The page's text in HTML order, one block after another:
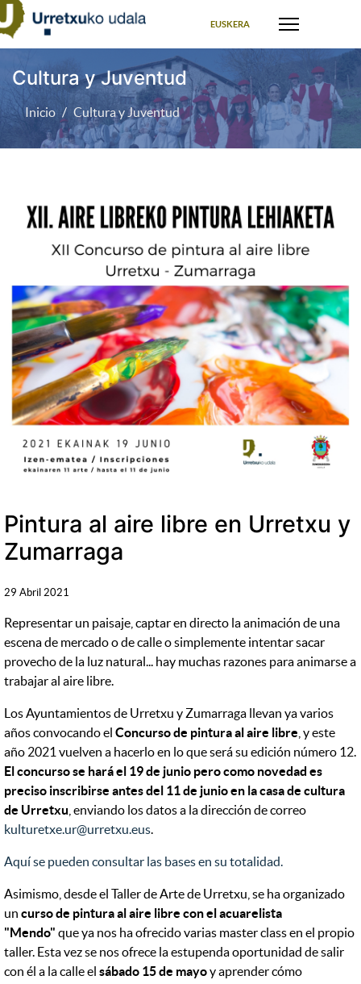
EUSKERA
Cultura y Juventud
Inicio Cultura y Juventud
Pintura al aire libre en Urretxu y
Zumarraga
29 Abril 2021
Representar un paisaje, captar en directo la animación de una
escena de mercado o de calle o simplemente intentar sacar
provecho de la luz natural... hay muchas razones para animarse a
trabajar al aire libre.
Los Ayuntamientos de Urretxu y Zumarraga llevan ya varios
años convocando elConcurso de pintura al aire libre , y este
año 2021 vuelven a hacerlo en lo que será su edición número 12.
El concurso se hará el 19 de junio pero como novedad es
preciso inscribirse antes del 11 de junio en la casa de cultura
de Urretxu , enviando los datos a la dirección de correo
kulturetxe.ur@urretxu.eus.
Aquí se pueden consultar las bases en su totalidad.
Asimismo, desde el Taller de Arte de Urretxu, se ha organizado
uncurso de pintura al aire libre con el acuarelista
"Mendo"que ya nos ha ofrecido varias master class en el propio
taller. Esta vez se nos ofrece la estupenda oportunidad de salir
con él a la calle elsábado 15 de mayoy aprender cómo